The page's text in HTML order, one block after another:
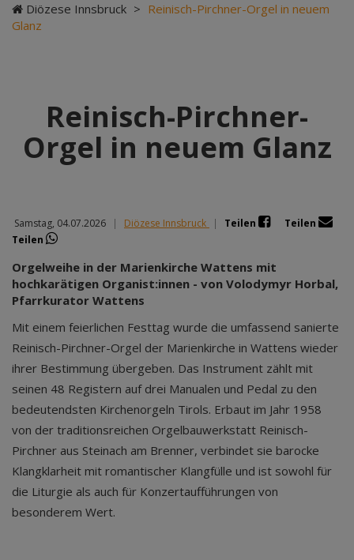
Diözese Innsbruck > Reinisch-Pirchner-Orgel in neuem
Glanz
Reinisch-Pirchner-
Orgel in neuem Glanz
Samstag, 04.07.2026 | Diözese Innsbruck | Teilen
Teilen
Teilen
Orgelweihe in der Marienkirche Wattens mit
hochkarätigen Organist:innen - von Volodymyr Horbal,
Pfarrkurator Wattens
Mit einem feierlichen Festtag wurde die umfassend sanierte
Reinisch-Pirchner-Orgel der Marienkirche in Wattens wieder
ihrer Bestimmung übergeben. Das Instrument zählt mit
seinen 48 Registern auf drei Manualen und Pedal zu den
bedeutendsten Kirchenorgeln Tirols. Erbaut im Jahr 1958
von der traditionsreichen Orgelbauwerkstatt Reinisch-
Pirchner aus Steinach am Brenner, verbindet sie barocke
Klangklarheit mit romantischer Klangfülle und ist sowohl für
die Liturgie als auch für Konzertaufführungen von
besonderem Wert.